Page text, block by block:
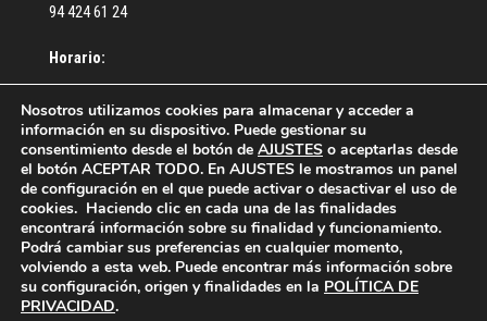
94 424 61 24
Horario:
De lunes a Jueves: De 9:30 a 13:00 – De 16:30 a 18:30 h.
Viernes: De 9:00 a 14:00 h.
¿Cómo colegiarse?
Acceso Colegiados
Política de privacidad
Política de cookies
Nosotros utilizamos cookies para almacenar y acceder a
información en su dispositivo. Puede gestionar su
consentimiento desde el botón de AJUSTES o aceptarlas desde
el botón ACEPTAR TODO. En AJUSTES le mostramos un panel
de configuración en el que puede activar o desactivar el uso de
cookies. Haciendo clic en cada una de las finalidades
encontrará información sobre su finalidad y funcionamiento.
Podrá cambiar sus preferencias en cualquier momento,
volviendo a esta web. Puede encontrar más información sobre
su configuración, origen y finalidades en la POLÍTICA DE
PRIVACIDAD.